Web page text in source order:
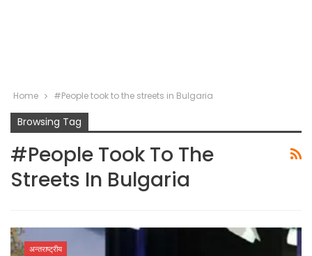
Home #People took to the streets in Bulgaria
Browsing Tag
#People Took To The
Streets In Bulgaria
अन्तराष्ट्रीय